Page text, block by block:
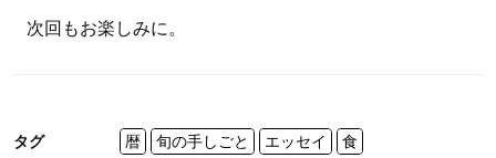
次回もお楽しみに。
タグ 暦 旬の手しごと エッセイ 食